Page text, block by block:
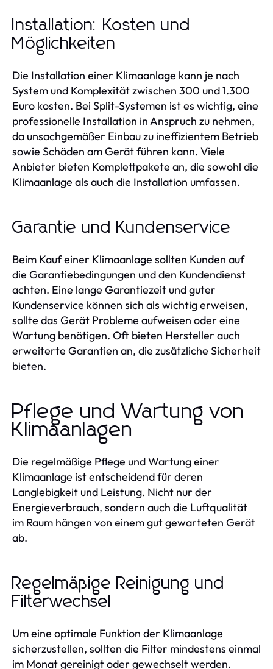
Installation: Kosten und
Möglichkeiten
Die Installation einer Klimaanlage kann je nach
System und Komplexität zwischen 300 und 1.300
Euro kosten. Bei Split-Systemen ist es wichtig, eine
professionelle Installation in Anspruch zu nehmen,
da unsachgemäßer Einbau zu ineffizientem Betrieb
sowie Schäden am Gerät führen kann. Viele
Anbieter bieten Komplettpakete an, die sowohl die
Klimaanlage als auch die Installation umfassen.
Garantie und Kundenservice
Beim Kauf einer Klimaanlage sollten Kunden auf
die Garantiebedingungen und den Kundendienst
achten. Eine lange Garantiezeit und guter
Kundenservice können sich als wichtig erweisen,
sollte das Gerät Probleme aufweisen oder eine
Wartung benötigen. Oft bieten Hersteller auch
erweiterte Garantien an, die zusätzliche Sicherheit
bieten.
Pflege und Wartung von
Klimaanlagen
Die regelmäßige Pflege und Wartung einer
Klimaanlage ist entscheidend für deren
Langlebigkeit und Leistung. Nicht nur der
Energieverbrauch, sondern auch die Luftqualität
im Raum hängen von einem gut gewarteten Gerät
ab.
Regelmäßige Reinigung und
Filterwechsel
Um eine optimale Funktion der Klimaanlage
sicherzustellen, sollten die Filter mindestens einmal
im Monat gereinigt oder gewechselt werden.